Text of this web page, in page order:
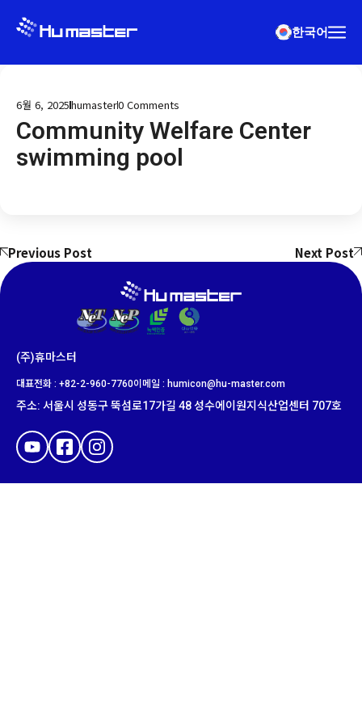
한국어
6월 6, 2025humaster0 Comments
Community Welfare Center
swimming pool
Previous Post Next Post
(주)휴마스터
대표전화 : +82-2-960-7760이메일 : humicon@hu-master.com​
주소: 서울시 성동구 뚝섬로17가길 48성수에이원지식산업센터 707호